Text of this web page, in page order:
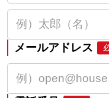
メールアドレス